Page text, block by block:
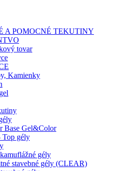
A POMOCNÉ TEKUTINY
tovar
Kamienky
Base Gel&Color
Top gély
gély
stavebné gély (CLEAR)